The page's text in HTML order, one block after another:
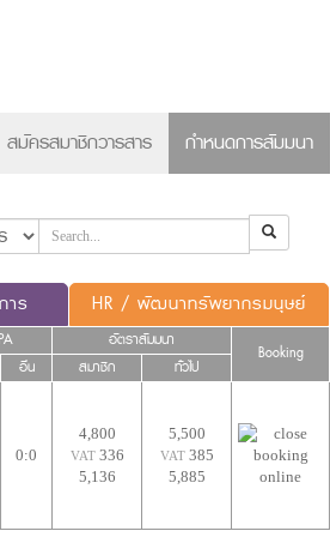
สมัครสมาชิกวารสาร กำหนดการสัมมนา
าร HR / พัฒนาทรัพยากรมนุษย์
อัตราสัมมนา
Booking
อื่น สมาชิก ทั่วไป
0:0
4,800
VAT336
5,136
5,500
VAT385
5,885